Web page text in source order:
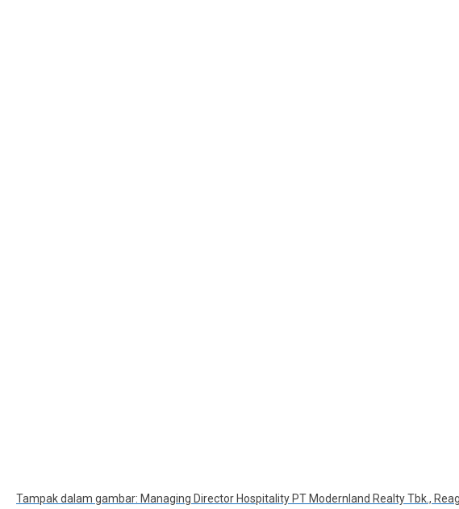
Tampak dalam gambar: Managing Director Hospitality PT Modernland Realty Tbk.,